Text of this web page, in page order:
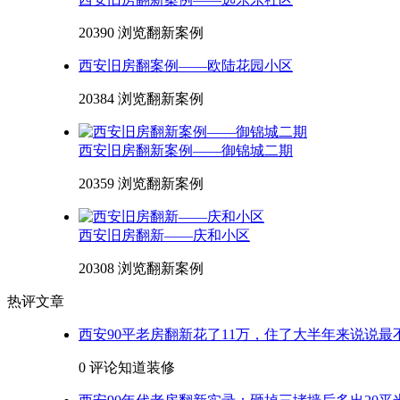
20390 浏览翻新案例
西安旧房翻案例——欧陆花园小区
20384 浏览翻新案例
西安旧房翻新案例——御锦城二期
20359 浏览翻新案例
西安旧房翻新——庆和小区
20308 浏览翻新案例
热评文章
西安90平老房翻新花了11万，住了大半年来说说最
0 评论知道装修